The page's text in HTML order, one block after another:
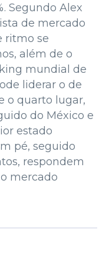
Segundo Alex
de mercado
ritmo se
além de o
mundial de
liderar o de
o quarto lugar,
do México e
estado
pé, seguido
respondem
mercado